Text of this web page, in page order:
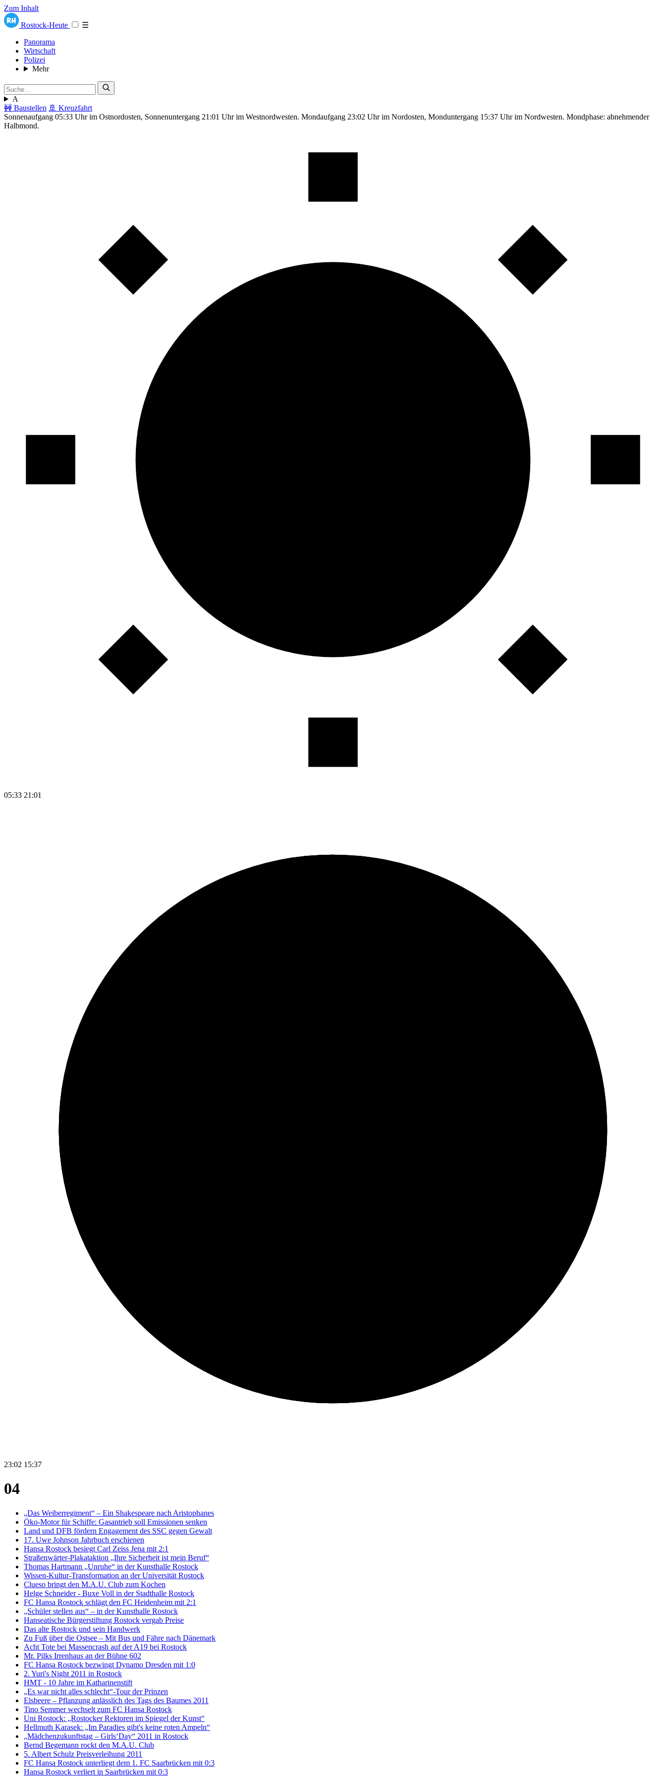
Zum Inhalt
Rostock-Heute
☰
Panorama
Wirtschaft
Polizei
Mehr
A
🚧 Baustellen 🚢 Kreuzfahrt
Sonnenaufgang 05:33 Uhr im Ostnordosten, Sonnenuntergang 21:01 Uhr im Westnordwesten. Mondaufgang 23:02 Uhr im Nordosten, Monduntergang 15:37 Uhr im Nordwesten. Mondphase: abnehmender
Halbmond.
05:33 21:01
23:02 15:37
04
„Das Weiberregiment“ – Ein Shakespeare nach Aristophanes
Öko-Motor für Schiffe: Gasantrieb soll Emissionen senken
Land und DFB fördern Engagement des SSC gegen Gewalt
17. Uwe Johnson Jahrbuch erschienen
Hansa Rostock besiegt Carl Zeiss Jena mit 2:1
Straßenwärter-Plakataktion „Ihre Sicherheit ist mein Beruf“
Thomas Hartmann „Unruhe“ in der Kunsthalle Rostock
Wissen-Kultur-Transformation an der Universität Rostock
Clueso bringt den M.A.U. Club zum Kochen
Helge Schneider - Buxe Voll in der Stadthalle Rostock
FC Hansa Rostock schlägt den FC Heidenheim mit 2:1
„Schüler stellen aus“ – in der Kunsthalle Rostock
Hanseatische Bürgerstiftung Rostock vergab Preise
Das alte Rostock und sein Handwerk
Zu Fuß über die Ostsee – Mit Bus und Fähre nach Dänemark
Acht Tote bei Massencrash auf der A19 bei Rostock
Mr. Pilks Irrenhaus an der Bühne 602
FC Hansa Rostock bezwingt Dynamo Dresden mit 1:0
2. Yuri's Night 2011 in Rostock
HMT - 10 Jahre im Katharinenstift
„Es war nicht alles schlecht“-Tour der Prinzen
Elsbeere – Pflanzung anlässlich des Tags des Baumes 2011
Tino Semmer wechselt zum FC Hansa Rostock
Uni Rostock: „Rostocker Rektoren im Spiegel der Kunst“
Hellmuth Karasek: „Im Paradies gibt's keine roten Ampeln“
„Mädchenzukunftstag – Girls‘Day“ 2011 in Rostock
Bernd Begemann rockt den M.A.U. Club
5. Albert Schulz Preisverleihung 2011
FC Hansa Rostock unterliegt dem 1. FC Saarbrücken mit 0:3
Hansa Rostock verliert in Saarbrücken mit 0:3